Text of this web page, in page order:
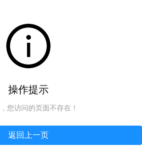
操作提示
您访问的页面不存在！
返回上一页